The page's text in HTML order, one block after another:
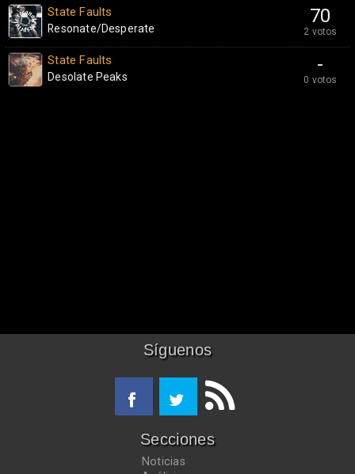
70
2 votos
State Faults
Resonate/Desperate
-
0 votos
State Faults
Desolate Peaks
Síguenos
Secciones
Noticias